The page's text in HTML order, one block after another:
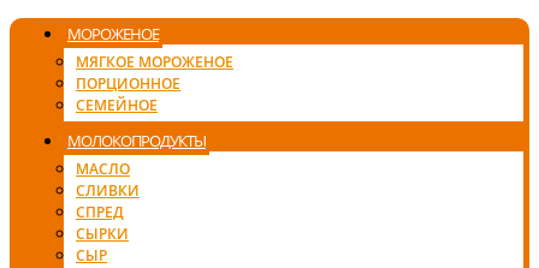
МОРОЖЕНОЕ
МЯГКОЕ МОРОЖЕНОЕ
ПОРЦИОННОЕ
СЕМЕЙНОЕ
МОЛОКОПРОДУКТЫ
МАСЛО
СЛИВКИ
СПРЕД
СЫРКИ
СЫР